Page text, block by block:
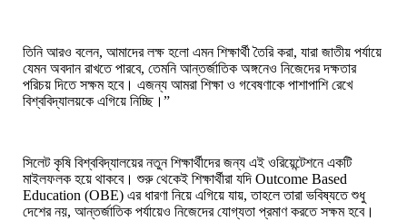
তিনি আরও বলেন, আমাদের লক্ষ হলো এমন শিক্ষার্থী তৈরি করা, যারা জাতীয় পর্যায়ে
যেমন অবদান রাখতে পারবে, তেমনি আন্তর্জাতিক অঙ্গনেও নিজেদের দক্ষতার
পরিচয় দিতে সক্ষম হবে। এজন্য আমরা শিক্ষা ও গবেষণাকে পাশাপাশি রেখে
বিশ্ববিদ্যালয়কে এগিয়ে নিচ্ছি।”
সিলেট কৃষি বিশ্ববিদ্যালয়ের নতুন শিক্ষার্থীদের জন্য এই ওরিয়েন্টেশনে একটি
মাইলফলক হয়ে থাকবে। শুরু থেকেই শিক্ষার্থীরা যদি Outcome Based
Education (OBE) এর ধারণা নিয়ে এগিয়ে যায়, তাহলে তারা ভবিষ্যতে শুধু
দেশের নয়, আন্তর্জাতিক পর্যায়েও নিজেদের যোগ্যতা প্রমাণ করতে সক্ষম হবে।